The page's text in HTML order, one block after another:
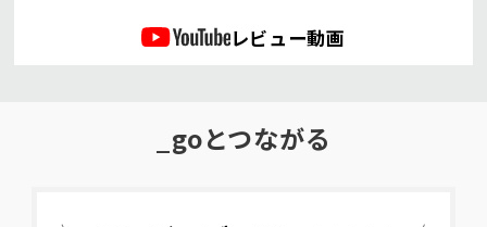
レビュー動画
_goとつながる